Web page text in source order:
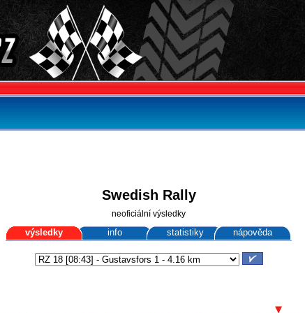
Swedish Rally
neoficiální výsledky
výsledky info statistiky nápověda